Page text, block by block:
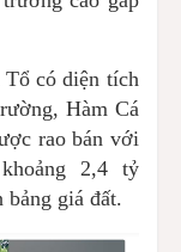
có diện tích
Hàm Cá
rao bán với
2,4 tỷ
bảng giá đất.